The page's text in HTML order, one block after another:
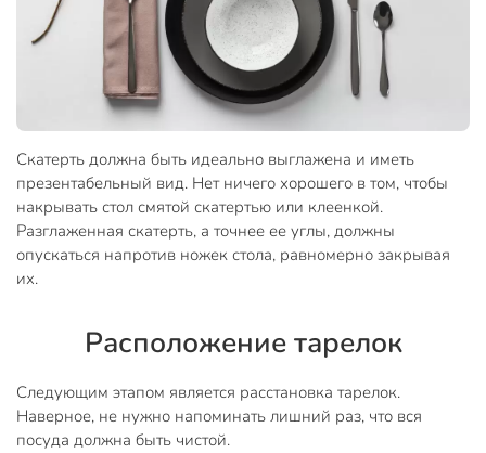
Скатерть должна быть идеально выглажена и иметь
презентабельный вид. Нет ничего хорошего в том, чтобы
накрывать стол смятой скатертью или клеенкой.
Разглаженная скатерть, а точнее ее углы, должны
опускаться напротив ножек стола, равномерно закрывая
их.
Расположение тарелок
Следующим этапом является расстановка тарелок.
Наверное, не нужно напоминать лишний раз, что вся
посуда должна быть чистой.